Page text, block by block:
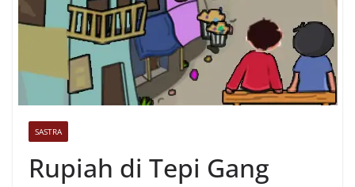
SASTRA
Rupiah di Tepi Gang